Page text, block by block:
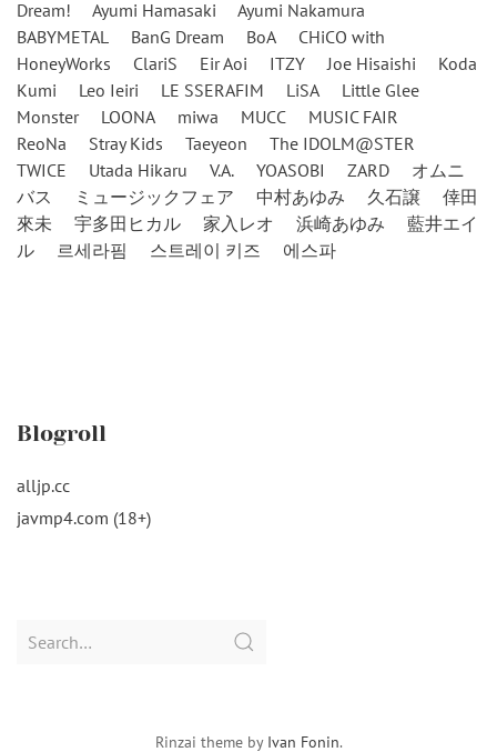
Dream!
Ayumi Hamasaki
Ayumi Nakamura
BABYMETAL
BanG Dream BoA
CHiCO with
HoneyWorks
ClariS Eir Aoi ITZY Joe Hisaishi
Koda
Kumi
Leo Ieiri LE SSERAFIM LiSA
Little Glee
Monster
LOONA miwa MUCC
MUSIC FAIR
ReoNa
Stray Kids Taeyeon
The IDOLM@STER
TWICE
Utada Hikaru V.A. YOASOBI ZARD
オムニ
バス
ミュージックフェア 中村あゆみ 久石譲
倖田
來未
宇多田ヒカル 家入レオ 浜崎あゆみ
藍井エイ
ル
르세라핌 스트레이 키즈 에스파
Blogroll
alljp.cc
javmp4.com (18+)
Search
Rinzai theme by Ivan Fonin.